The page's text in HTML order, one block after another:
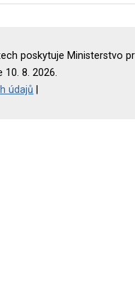
poskytuje Ministerstvo
10. 8. 2026.
údajů